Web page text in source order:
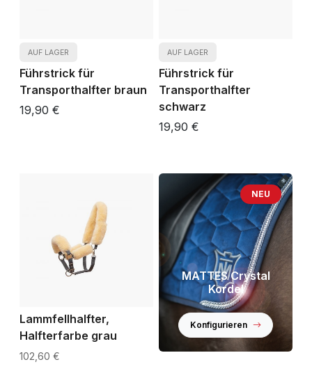
AUF LAGER
Führstrick für
Transporthalfter braun
19,90 €
AUF LAGER
Führstrick für
Transporthalfter
schwarz
19,90 €
Lammfellhalfter,
Halfterfarbe grau
102,60 €
NEU
MATTES Crystal
Kordel
Konfigurieren